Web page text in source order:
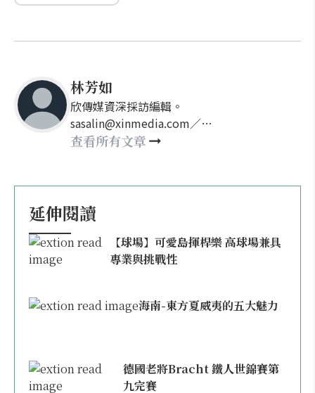
林芳如
欣傳媒資深採訪編輯。
sasalin@xinmedia.com／
happy21917@gmail.com
查看所有文章
延伸閱讀
【球場】可愛島揮桿樂 高球場兼具
專業與挑戰性
海南-東方夏威夷的五大魅力
德國老將Bracht 鐵人世錦賽第
九完賽